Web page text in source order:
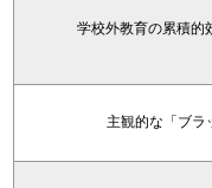
学校外教育の累積的
主観的な「ブラ